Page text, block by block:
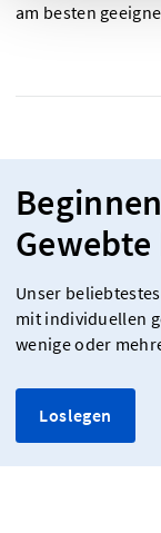
am besten
Gewebte
Unser
mit individuellen
wenige oder
Loslegen